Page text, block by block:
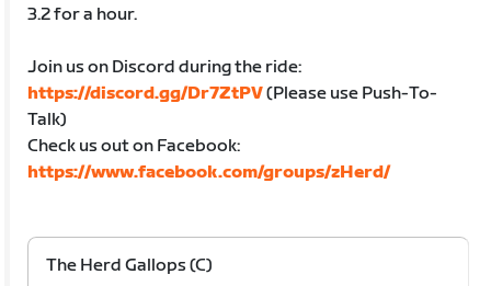
3.2 for a hour.
Join us on Discord during the ride:
https://discord.gg/Dr7ZtPV(Please use Push-To-
Talk)
Check us out on Facebook:
https://www.facebook.com/groups/zHerd/
The Herd Gallops (C)